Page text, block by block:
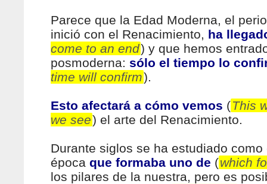
Parece que la Edad Moderna, el
inició con el Renacimiento, ha
come to an end) y que hemos
posmoderna: sólo el tiempo lo
time will confirm).
Esto afectará a cómo vemos (This
we see) el arte del Renacimiento.
Durante siglos se ha estudiado
época que formaba uno de (which
los pilares de la nuestra, pero es